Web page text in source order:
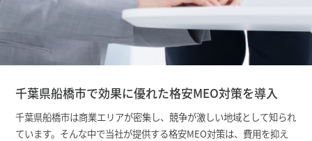
千葉県船橋市で効果に優れた格安MEO対策を導入
千葉県船橋市は商業エリアが密集し、競争が激しい地域として知られ
ています。そんな中で当社が提供する格安MEO対策は、費用を抑え